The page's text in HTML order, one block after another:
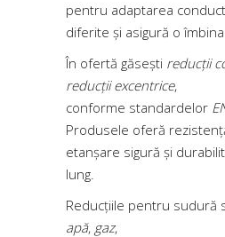
pentru adaptarea
diferite și asigură o
În ofertă găsești reducții
reducții excentrice,
conforme standardelor
Produsele oferă
etanșare sigură și
lung.
Reducțiile pentru sudură
apă, gaz,